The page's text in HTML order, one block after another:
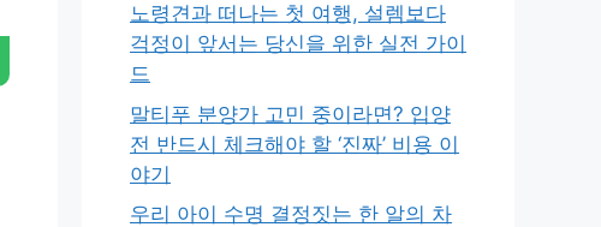
노령견과 떠나는 첫 여행, 설렘보다
걱정이 앞서는 당신을 위한 실전 가이
드
말티푸 분양가 고민 중이라면? 입양
전 반드시 체크해야 할 ‘진짜’ 비용 이
야기
우리 아이 수명 결정짓는 한 알의 차